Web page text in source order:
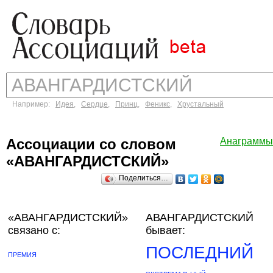
Например: Идея, Сердце, Принц, Феникс, Хрустальный
Ассоциации со словом
«АВАНГАРДИСТСКИЙ»
Поделиться…
«АВАНГАРДИСТСКИЙ»
связано с:
ПРЕМИЯ
АВАНГАРДИСТСКИЙ
бывает:
ПОСЛЕДНИЙ